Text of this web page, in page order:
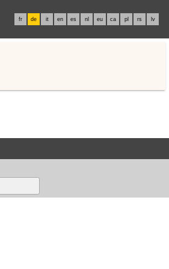
fr de it en es nl eu ca pl rs lv